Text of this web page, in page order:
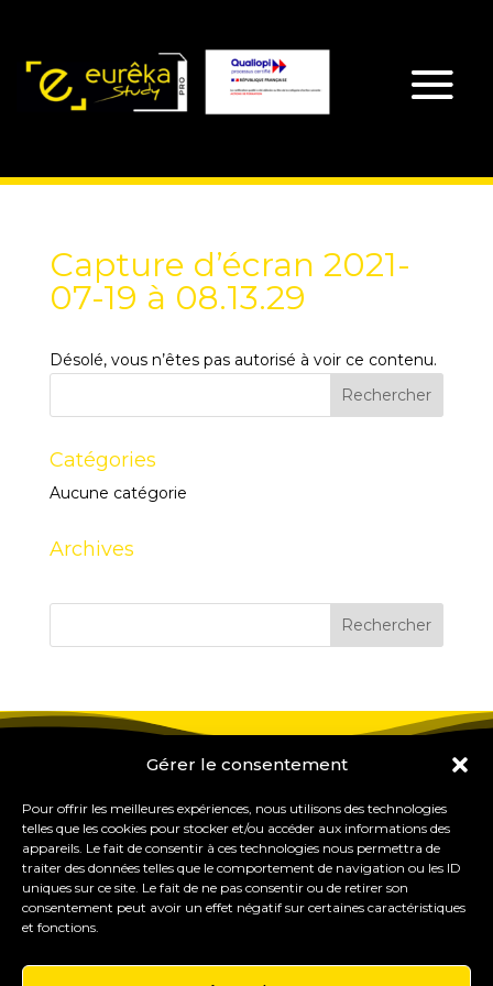
Gérer le consentement
Pour offrir les meilleures expériences, nous utilisons des technologies
telles que les cookies pour stocker et/ou accéder aux informations des
appareils. Le fait de consentir à ces technologies nous permettra de
traiter des données telles que le comportement de navigation ou les ID
uniques sur ce site. Le fait de ne pas consentir ou de retirer son
consentement peut avoir un effet négatif sur certaines caractéristiques
et fonctions.
Capture d’écran 2021-
07-19 à 08.13.29
Désolé, vous n’êtes pas autorisé à voir ce contenu.
Catégories
Aucune catégorie
Archives